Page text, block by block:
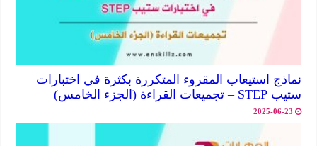
نماذج استيعاب المقروء المتكررة بكثرة في اختبارات
ستيب STEP – تجميعات القراءة (الجزء الخامس)
2025-06-23